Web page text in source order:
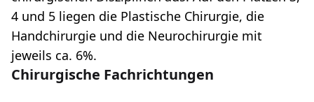
4 und 5 liegen die Plastische Chirurgie, die
Handchirurgie und die Neurochirurgie mit
jeweils ca. 6%.
Chirurgische Fachrichtungen